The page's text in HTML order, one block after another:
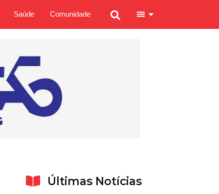
Saúde Comunidade
Últimas Notícias